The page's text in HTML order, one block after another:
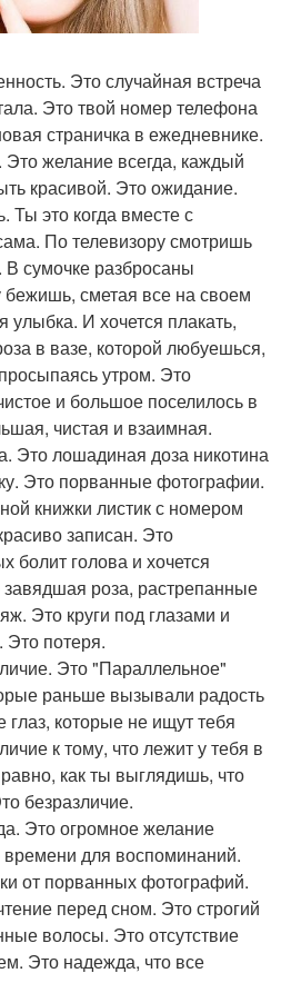
Это случайная встреча
Это твой номер телефона
страничка в ежедневнике.
желание всегда, каждый
красивой. Это ожидание.
Ты это когда вместе с
По телевизору смотришь
сумочке разбросаны
сметая все на своем
улыбка. И хочется плакать,
в вазе, которой любуешься,
утром. Это
и большое поселилось в
чистая и взаимная.
Это лошадиная доза никотина
Это порванные фотографии.
книжки листик с номером
записан. Это
болит голова и хочется
завядшая роза, растрепанные
Это круги под глазами и
потеря.
Это "Параллельное"
раньше вызывали радость
глаз, которые не ищут тебя
к тому, что лежит у тебя в
как ты выглядишь, что
безразличие.
Это огромное желание
для воспоминаний.
от порванных фотографий.
перед сном. Это строгий
волосы. Это отсутствие
Это надежда, что все